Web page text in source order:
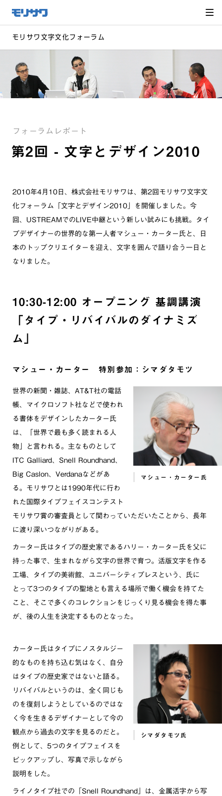
メ
ニュー
飛ばし
へ移動
モリサワ文字文化フォーラム
フォーラムレポート
第2回 - 文字とデザイン2010
2010年4月10日、株式会社モリサワは、第2回モリサワ文字文
化フォーラム「文字とデザイン2010」を開催しました。今
回、USTREAMでのLIVE中継という新しい試みにも挑戦。タイ
プデザイナーの世界的な第一人者マシュー・カーター氏と、日
本のトップクリエイターを迎え、文字を囲んで語り合う一日と
なりました。
10:30-12:00 オープニング 基調講演
「タイプ・リバイバルのダイナミズ
ム」
マシュー・カーター 特別参加：シマダタモツ
マシュー・カーター氏
世界の新聞・雑誌、AT&T社の電話
帳、マイクロソフト社などで使われ
る書体をデザインしたカーター氏
は、「世界で最も多く読まれる人
物」と言われる。主なものとして
ITC Galliard、Snell Roundhand、
Big Caslon、Verdanaなどがあ
る。モリサワとは1990年代に行わ
れた国際タイプフェイスコンテスト
モリサワ賞の審査員として関わっていただいたことから、長年
に渡り深いつながりがある。
カーター氏はタイプの歴史家であるハリー・カーター氏を父に
持った事で、生まれながら文字の世界で育つ。活版文字を作る
工場、タイプの美術館、ユニバーシティプレスという、氏に
とって3つのタイプの聖地とも言える場所で働く機会を持てた
こと、そこで多くのコレクションをじっくり見る機会を得た事
が、後の人生を決定するものとなった。
シマダタモツ氏
カーター氏はタイプにノスタルジー
的なものを持ち込む気はなく、自分
はタイプの歴史家ではないと語る。
リバイバルというのは、全く同じも
のを復刻しようとしているのではな
く今を生きるデザイナーとして今の
観点から過去の文字を見るのだと。
例として、5つのタイプフェイスを
ピックアップし、写真で示しながら
説明をした。
ライノタイプ社での「Snell Roundhand」は、金属活字から写